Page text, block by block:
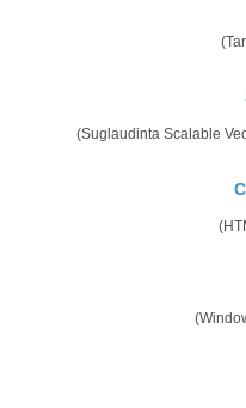
(Suglaudinta Scalable